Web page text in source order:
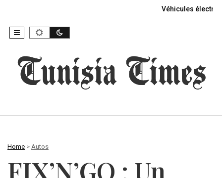
Véhicules
Home > Autos
FIX’N’GO : Un